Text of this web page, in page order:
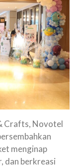
Crafts, Novotel
menginap
dan berkreasi